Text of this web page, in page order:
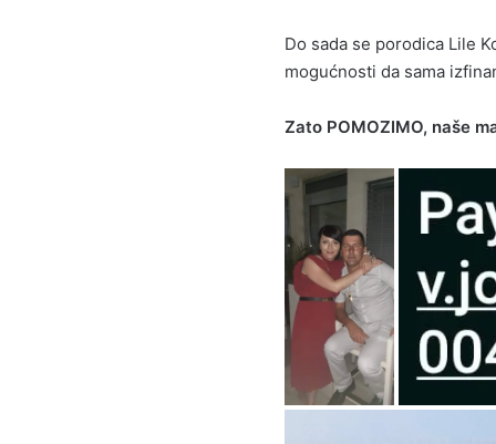
Do sada se porodica Lile
mogućnosti da sama
Zato POMOZIMO, naše